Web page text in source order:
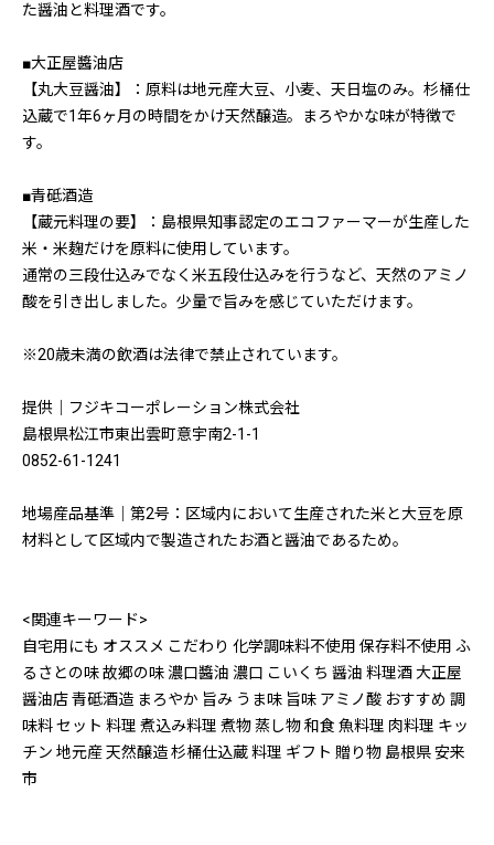
た醤油と料理酒です。
■大正屋醬油店
【丸大豆醤油】：原料は地元産大豆、小麦、天日塩のみ。杉桶仕
込蔵で1年6ヶ月の時間をかけ天然醸造。まろやかな味が特徴で
す。
■青砥酒造
【蔵元料理の要】：島根県知事認定のエコファーマーが生産した
米・米麹だけを原料に使用しています。
通常の三段仕込みでなく米五段仕込みを行うなど、天然のアミノ
酸を引き出しました。少量で旨みを感じていただけます。
※20歳未満の飲酒は法律で禁止されています。
提供｜フジキコーポレーション株式会社
島根県松江市東出雲町意宇南2-1-1
0852-61-1241
地場産品基準｜第2号：区域内において生産された米と大豆を原
材料として区域内で製造されたお酒と醤油であるため。
<関連キーワード>
自宅用にも オススメ こだわり 化学調味料不使用 保存料不使用 ふ
るさとの味 故郷の味 濃口醬油 濃口 こいくち 醤油 料理酒 大正屋
醤油店 青砥酒造 まろやか 旨み うま味 旨味 アミノ酸 おすすめ 調
味料 セット 料理 煮込み料理 煮物 蒸し物 和食 魚料理 肉料理 キッ
チン 地元産 天然醸造 杉桶仕込蔵 料理 ギフト 贈り物 島根県 安来
市